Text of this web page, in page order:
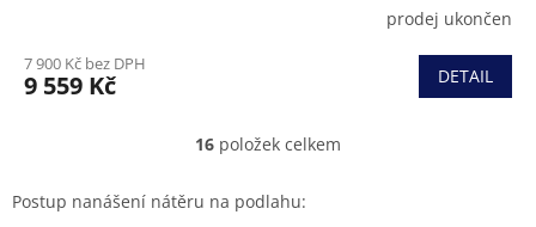
prodej ukončen
7 900 Kč bez DPH
9 559 Kč DETAIL
O
l
16 položek celkem
Postup nanášení nátěru na podlahu: